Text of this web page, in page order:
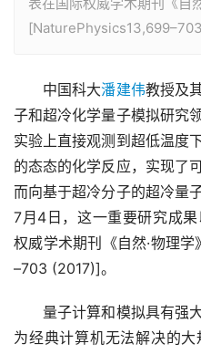
中国科大潘建伟教授及
子和超冷化学量子模拟研究
实验上直接观测到超低温度
的态态的化学反应，实现了
而向基于超冷分子的超冷量
7月4日，这一重要研究成
权威学术期刊《自然·物理学
–703 (2017)]。
量子计算和模拟具有强大
为经典计算机无法解决的